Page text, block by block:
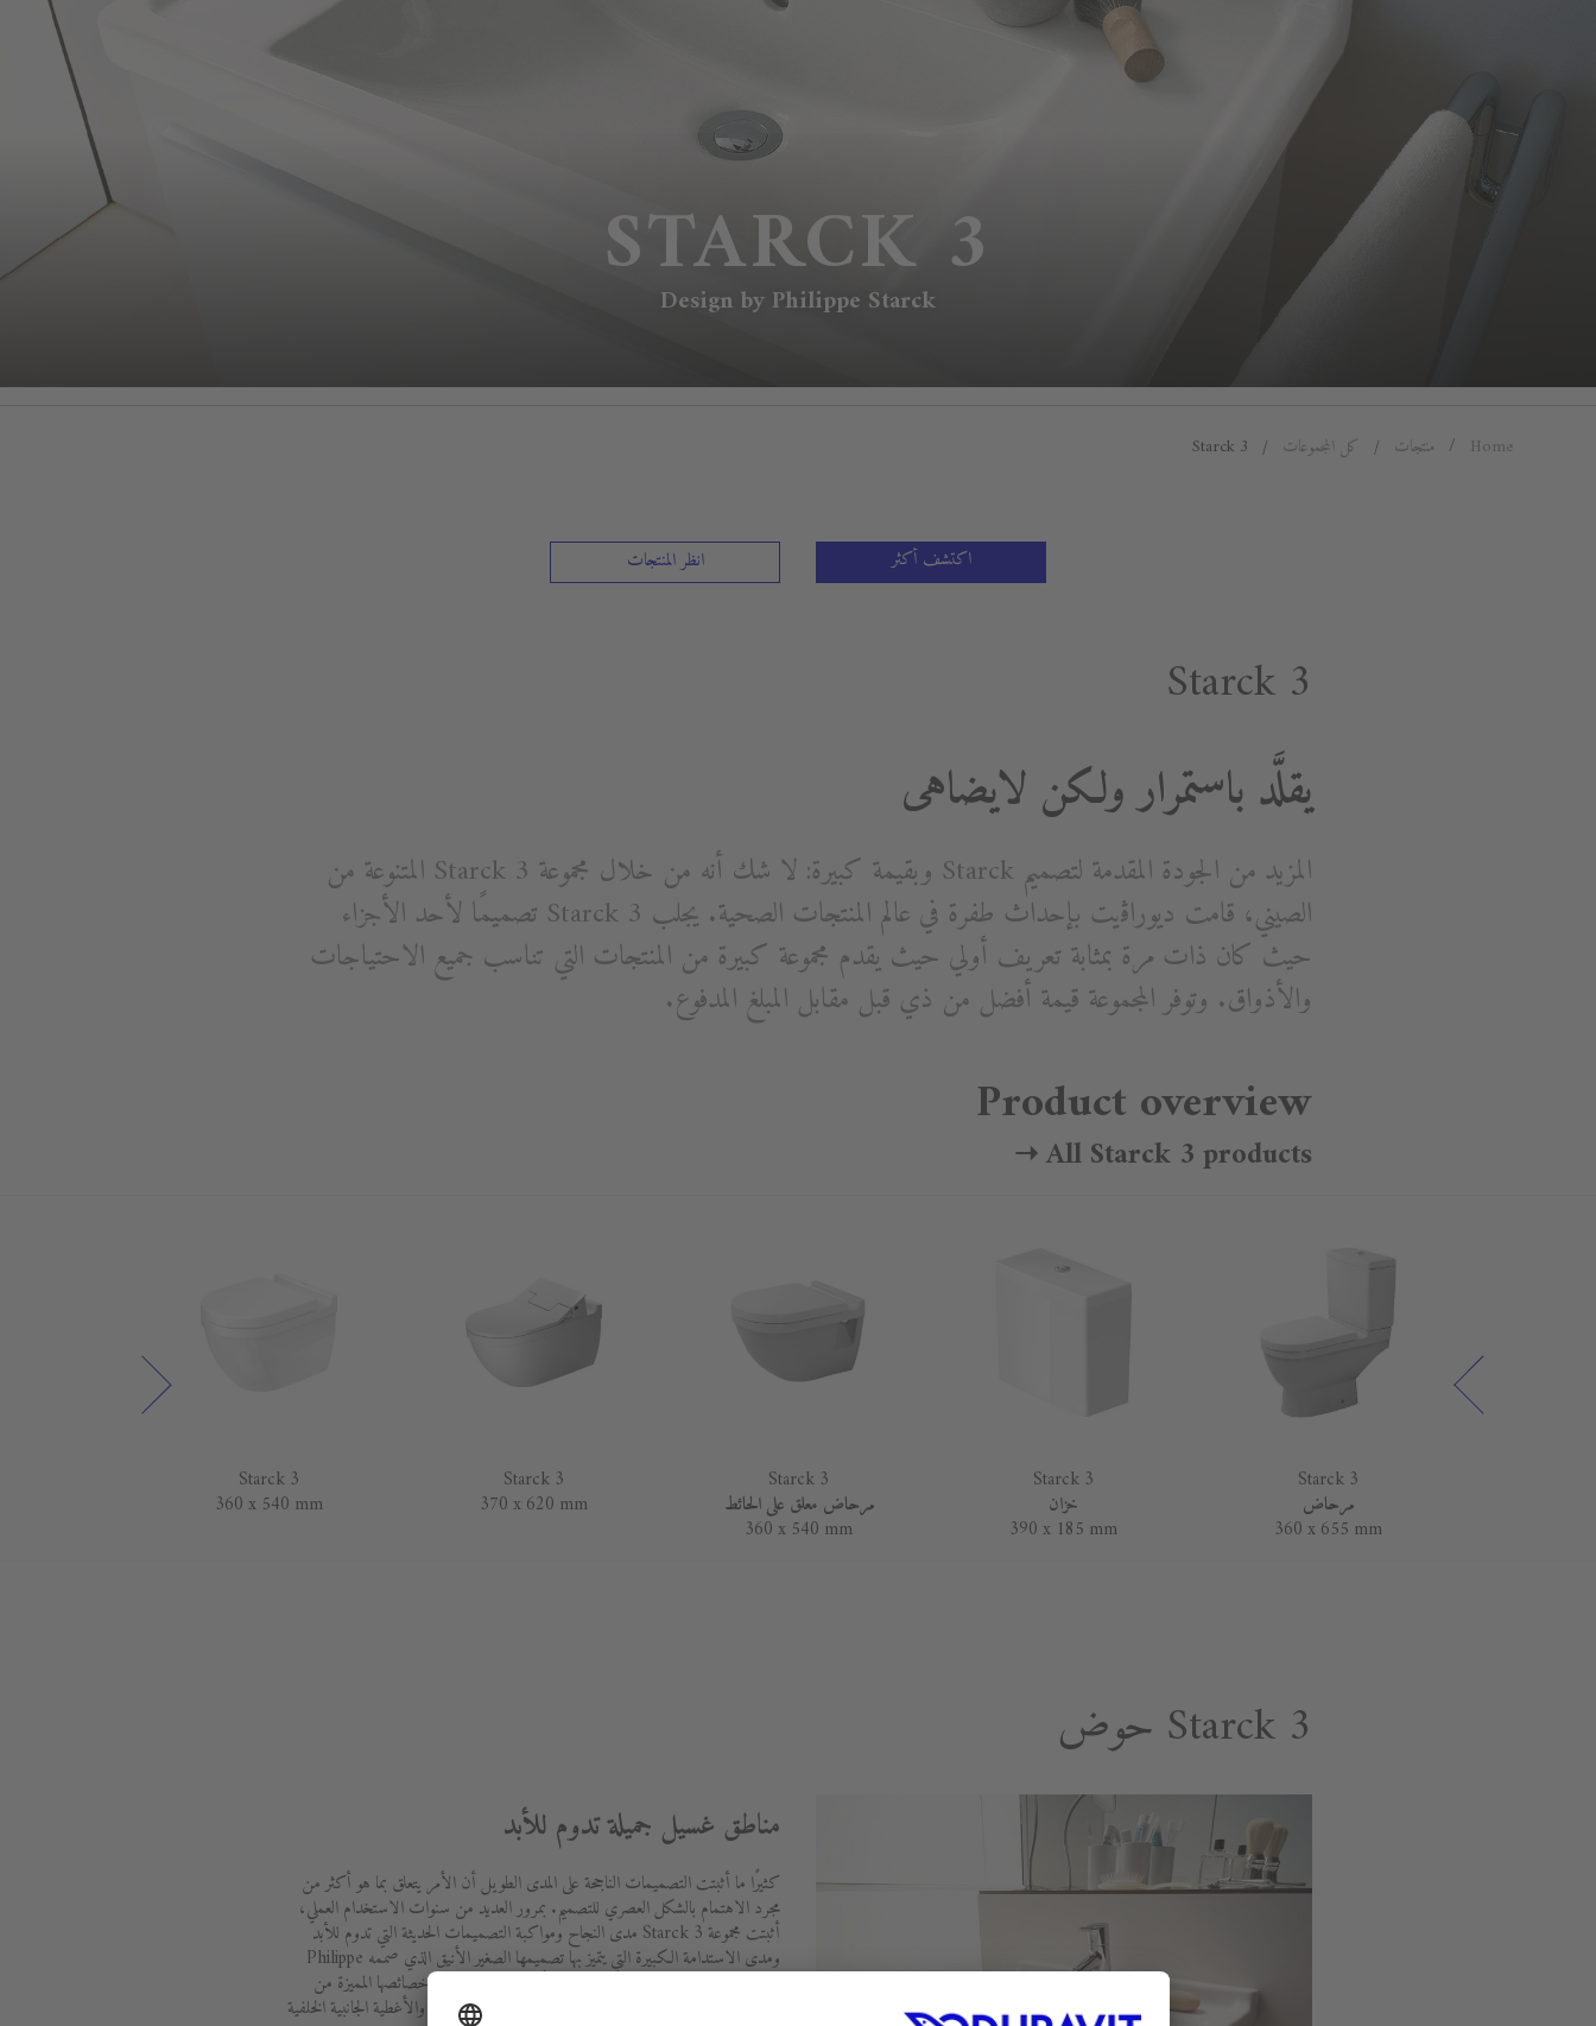
STARCK 3
Design by Philippe Starck
Home منتجات كل المجموعات Starck 3
اكتشف أكثر انظر المنتجات
Starck 3
يقلَّد باستمرار ولكن لايضاهى
المزيد من الجودة المقدمة لتصميم Starck وبقيمة كبيرة: لا شك أنه من خلال مجموعة Starck 3 المتنوعة من
الصيني، قامت ديوراﭬيت بإحداث طفرة في عالم المنتجات الصحية. يجلب Starck 3 تصميمًا لأحد الأجزاء
حيث كان ذات مرة بمثابة تعريف أولي حيث يقدم مجموعة كبيرة من المنتجات التي تناسب جميع الاحتياجات
والأذواق. وتوفر المجموعة قيمة أفضل من ذي قبل مقابل المبلغ المدفوع.
Product overview
All Starck 3 products ➝
Starck 3
مرحاض
360 x 655 mm
Starck 3
خزان
390 x 185 mm
Starck 3
مرحاض معلق على الحائط
360 x 540 mm
Starck 3
370 x 620 mm
Starck 3
360 x 540 mm
Starck 3 حوض
مناطق غسيل جميلة تدوم للأبد
كثيرًا ما أثبتت التصميمات الناجحة على المدى الطويل أن الأمر يتعلق بما هو أكثر من
مجرد الاهتمام بالشكل العصري للتصميم. بمرور العديد من سنوات الاستخدام العملي،
أثبتت مجموعة Starck 3 مدى النجاح ومواكبة التصميمات الحديثة التي تدوم للأبد
ومدى الاستدامة الكبيرة التي يتميز بها تصميمها الصغير الأنيق الذي صممه Philippe
Starck بالاشتراك مع ديورافيت. تستمد أحواض Starck 3 خصائصها المميزة من
الشكل الرئيسي المستطيل، والحافة الموجودة على جميع الجوانب، والأغطية الجانبية الخلفية